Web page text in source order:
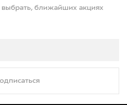
ближайших акциях